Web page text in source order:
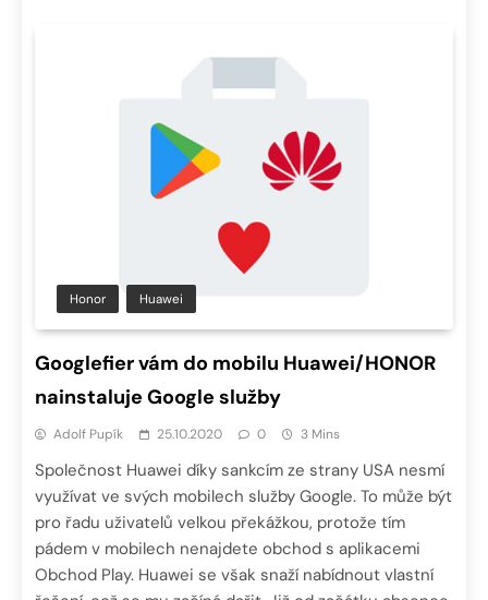
Honor Huawei
Googlefier vám do mobilu Huawei/HONOR
nainstaluje Google služby
Adolf Pupík 25.10.2020 0 3 Mins
Společnost Huawei díky sankcím ze strany USA nesmí
využívat ve svých mobilech služby Google. To může být
pro řadu uživatelů velkou překážkou, protože tím
pádem v mobilech nenajdete obchod s aplikacemi
Obchod Play. Huawei se však snaží nabídnout vlastní